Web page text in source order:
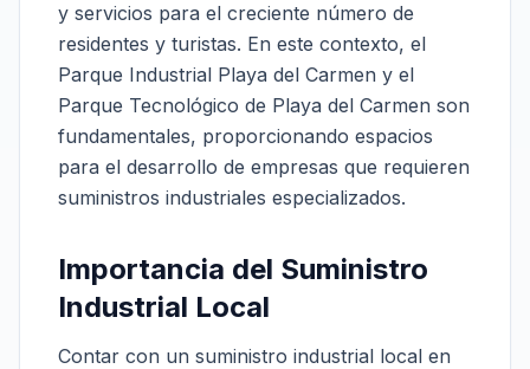
y servicios para el creciente número de
residentes y turistas. En este contexto, el
Parque Industrial Playa del Carmen y el
Parque Tecnológico de Playa del Carmen son
fundamentales, proporcionando espacios
para el desarrollo de empresas que requieren
suministros industriales especializados.
Importancia del Suministro
Industrial Local
Contar con un suministro industrial local en